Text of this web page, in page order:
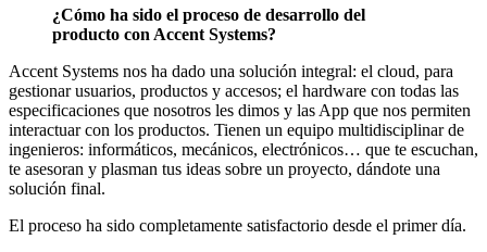
¿Cómo ha sido el proceso de desarrollo del
producto con Accent Systems?
Accent Systems nos ha dado una solución integral: el cloud, para
gestionar usuarios, productos y accesos; el hardware con todas las
especificaciones que nosotros les dimos y las App que nos permiten
interactuar con los productos. Tienen un equipo multidisciplinar de
ingenieros: informáticos, mecánicos, electrónicos… que te escuchan,
te asesoran y plasman tus ideas sobre un proyecto, dándote una
solución final.
El proceso ha sido completamente satisfactorio desde el primer día.